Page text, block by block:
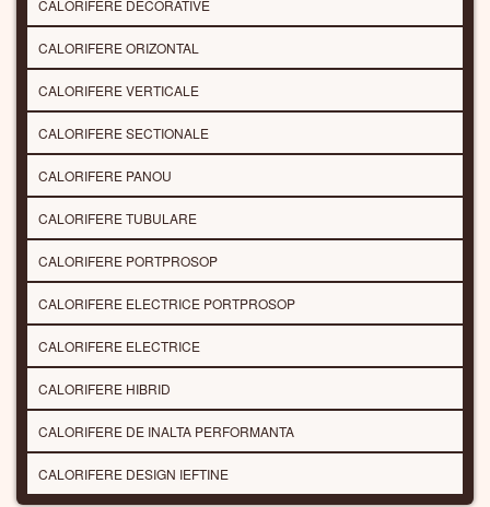
CALORIFERE DECORATIVE
CALORIFERE ORIZONTAL
CALORIFERE VERTICALE
CALORIFERE SECTIONALE
CALORIFERE PANOU
CALORIFERE TUBULARE
CALORIFERE PORTPROSOP
CALORIFERE ELECTRICE PORTPROSOP
CALORIFERE ELECTRICE
CALORIFERE HIBRID
CALORIFERE DE INALTA PERFORMANTA
CALORIFERE DESIGN IEFTINE